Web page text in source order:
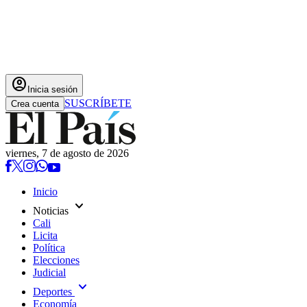
account_circle Inicia sesión
Crea cuenta SUSCRÍBETE
viernes, 7 de agosto de 2026
Inicio
Noticias expand_more
Cali
Licita
Política
Elecciones
Judicial
Deportes expand_more
Economía